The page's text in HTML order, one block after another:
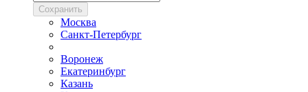
Сохранить
Москва
Санкт-Петербург
Воронеж
Екатеринбург
Казань